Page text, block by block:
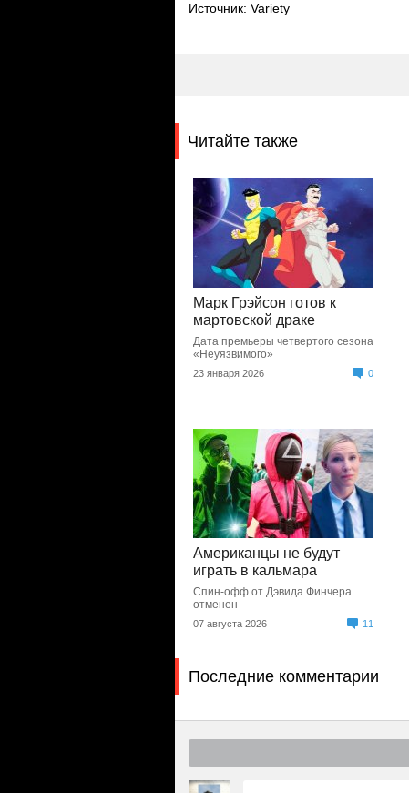
Источник: Variety
Читайте также
Марк Грэйсон готов к
мартовской драке
Дата премьеры четвертого сезона
«Неуязвимого»
23 января 2026 0
Американцы не будут
играть в кальмара
Спин-офф от Дэвида Финчера
отменен
07 августа 2026 11
Последние комментарии